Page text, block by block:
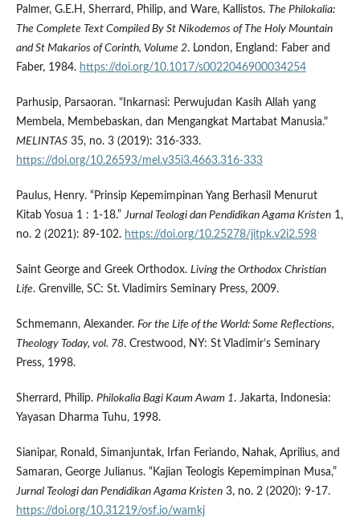
Palmer, G.E.H, Sherrard, Philip, and Ware, Kallistos. The Philokalia:
The Complete Text Compiled By St Nikodemos of The Holy Mountain
and St Makarios of Corinth, Volume 2. London, England: Faber and
Faber, 1984. https://doi.org/10.1017/s0022046900034254
Parhusip, Parsaoran. "Inkarnasi: Perwujudan Kasih Allah yang
Membela, Membebaskan, dan Mengangkat Martabat Manusia."
MELINTAS35, no. 3 (2019): 316-333.
https://doi.org/10.26593/mel.v35i3.4663.316-333
Paulus, Henry. “Prinsip Kepemimpinan Yang Berhasil Menurut
Kitab Yosua 1 : 1-18.” Jurnal Teologi dan Pendidikan Agama Kristen1,
no. 2 (2021): 89-102. https://doi.org/10.25278/jitpk.v2i2.598
Saint George and Greek Orthodox. Living the Orthodox Christian
Life. Grenville, SC: St. Vladimirs Seminary Press, 2009.
Schmemann, Alexander. For the Life of the World: Some Reflections,
Theology Today, vol. 78. Crestwood, NY: St Vladimir’s Seminary
Press, 1998.
Sherrard, Philip. Philokalia Bagi Kaum Awam 1 . Jakarta, Indonesia:
Yayasan Dharma Tuhu, 1998.
Sianipar, Ronald, Simanjuntak, Irfan Feriando, Nahak, Aprilius, and
Samaran, George Julianus. “Kajian Teologis Kepemimpinan Musa,”
Jurnal Teologi dan Pendidikan Agama Kristen3, no. 2 (2020): 9-17.
https://doi.org/10.31219/osf.io/wamkj